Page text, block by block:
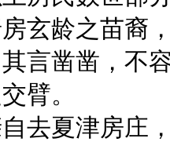
玄龄之苗裔
言凿凿，不
臂。
去夏津房庄